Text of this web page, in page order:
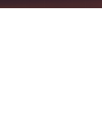
on completion.